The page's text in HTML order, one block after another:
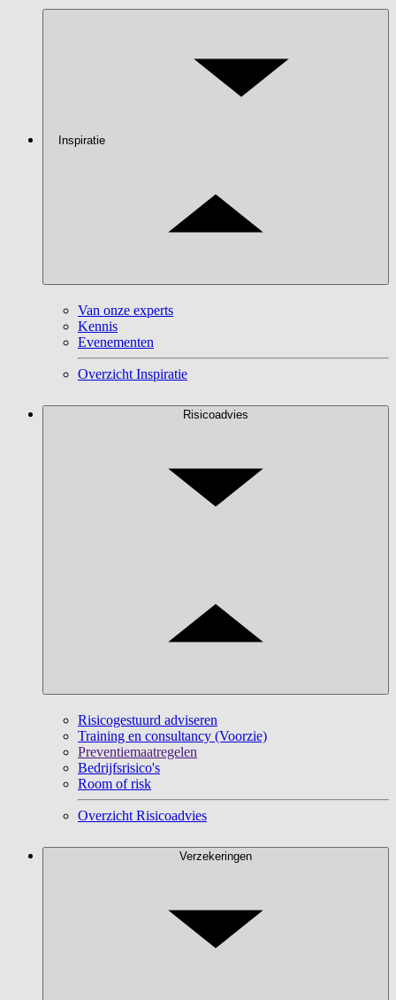
Inspiratie
Van onze experts
Kennis
Evenementen
Overzicht Inspiratie
Risicoadvies
Risicogestuurd adviseren
Training en consultancy (Voorzie)
Preventiemaatregelen
Bedrijfsrisico's
Room of risk
Overzicht Risicoadvies
Verzekeringen